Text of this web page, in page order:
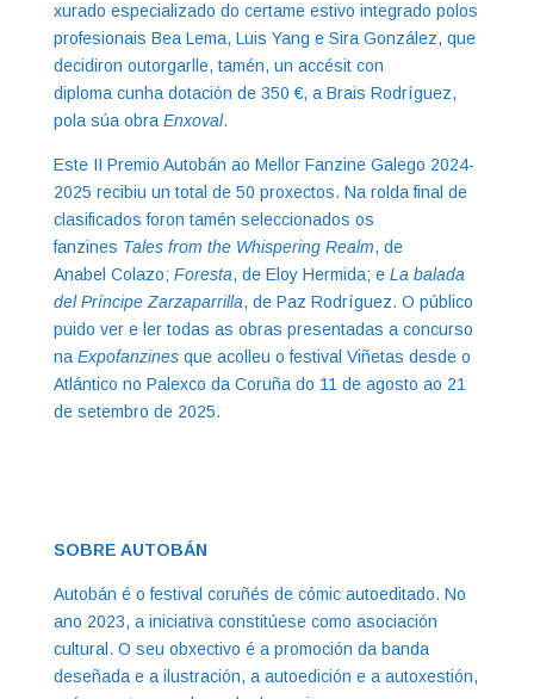
xurado especializado do certame estivo integrado polos
profesionais Bea Lema, Luis Yang e Sira González, que
decidiron outorgarlle, tamén, un accésit con
diploma cunha dotación de 350 €, a Brais Rodríguez,
pola súa obra Enxoval.
Este II Premio Autobán ao Mellor Fanzine Galego 2024-
2025 recibiu un total de 50 proxectos. Na rolda final de
clasificados foron tamén seleccionados os
fanzines Tales from the Whispering Realm, de
Anabel Colazo; Foresta, de Eloy Hermida; e La balada
del Príncipe Zarzaparrilla, de Paz Rodríguez. O público
puido ver e ler todas as obras presentadas a concurso
na Expofanzinesque acolleu o festival Viñetas desde o
Atlántico no Palexco da Coruña do 11 de agosto ao 21
de setembro de 2025.
SOBRE AUTOBÁN
Autobán é o festival coruñés de cómic autoeditado. No
ano 2023, a iniciativa constitúese como asociación
cultural. O seu obxectivo é a promoción da banda
deseñada e a ilustración, a autoedición e a autoxestión,